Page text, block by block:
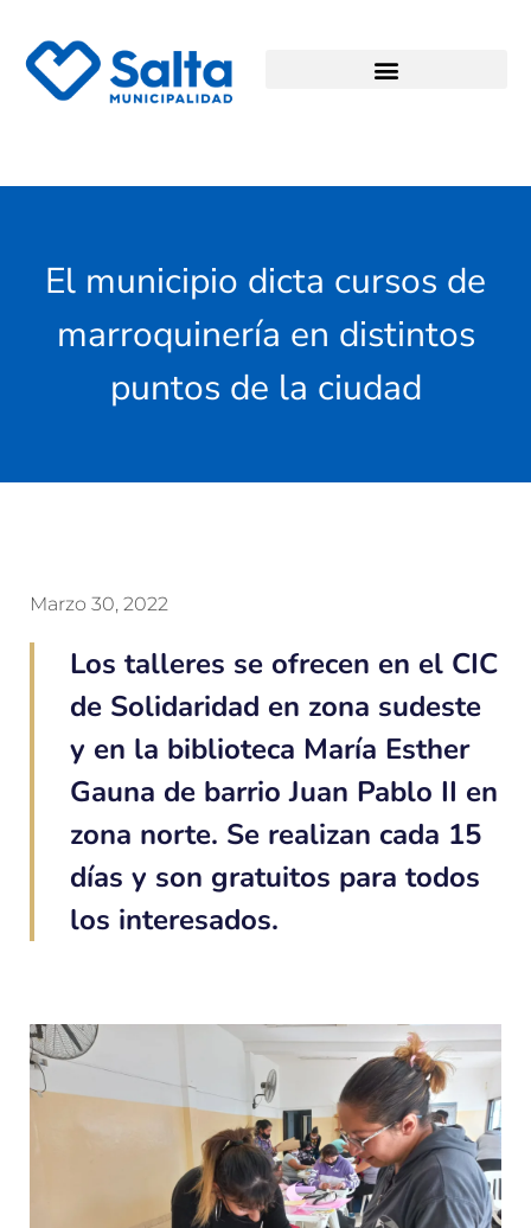
El municipio dicta cursos de
marroquinería en distintos
puntos de la ciudad
Marzo 30, 2022
Los talleres se ofrecen en el CIC
de Solidaridad en zona sudeste
y en la biblioteca María Esther
Gauna de barrio Juan Pablo II en
zona norte. Se realizan cada 15
días y son gratuitos para todos
los interesados.